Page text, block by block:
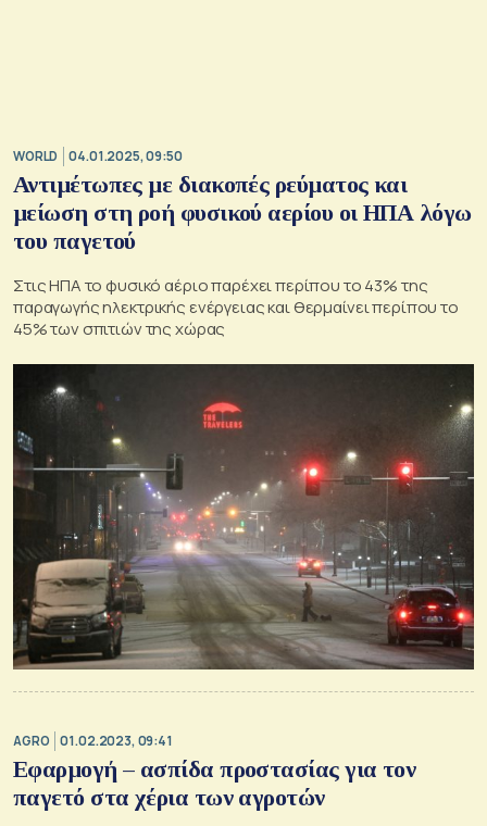
WORLD 04.01.2025, 09:50
Αντιμέτωπες με διακοπές ρεύματος και
μείωση στη ροή φυσικού αερίου οι ΗΠΑ λόγω
του παγετού
Στις ΗΠΑ το φυσικό αέριο παρέχει περίπου το 43% της
παραγωγής ηλεκτρικής ενέργειας και θερμαίνει περίπου το
45% των σπιτιών της χώρας
AGRO 01.02.2023, 09:41
Εφαρμογή – ασπίδα προστασίας για τον
παγετό στα χέρια των αγροτών